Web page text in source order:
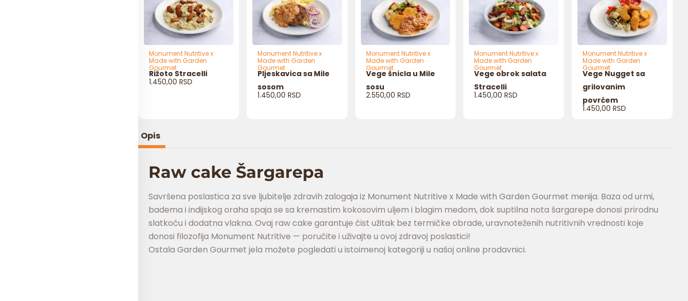
Monument Nutritive x
Made with Garden
Gourmet
Rižoto Stracelli
1.450,00 RSD
Monument Nutritive x
Made with Garden
Gourmet
Pljeskavica sa Mile
sosom
1.450,00 RSD
Monument Nutritive x
Made with Garden
Gourmet
Vege šnicla u Mile
sosu
2.550,00 RSD
Monument Nutritive x
Made with Garden
Gourmet
Vege obrok salata
Stracelli
1.450,00RSD
Monument Nutritive x
Made with Garden
Gourmet
Vege Nugget sa
grilovanim
povrćem
1.450,00RSD
Opis
Raw cake Šargarepa
Savršena poslastica za sve ljubitelje zdravih zalogaja iz Monument Nutritive x Made with Garden Gourmet menija. Baza od urmi,
badema i indijskog oraha spaja se sa kremastim kokosovim uljem i blagim medom, dok suptilna nota šargarepe donosi prirodnu
slatkoću i dodatna vlakna. Ovaj raw cake garantuje čist užitak bez termičke obrade, uravnoteženih nutritivnih vrednosti koje
donosi filozofija Monument Nutritive — poručite i uživajte u ovoj zdravoj poslastici!
Ostala Garden Gourmet jela možete pogledati u istoimenoj kategoriji u našoj online prodavnici.